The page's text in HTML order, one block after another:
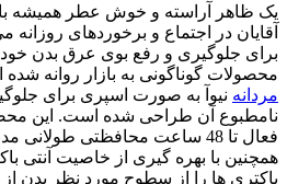
یک ظاهر آراسته و خوش عطر همیشه
آقایان در اجتماع و برخوردهای روزانه
برای جلوگیری و رفع بوی عرق بدن خود
محصولات گوناگونی به بازار روانه
مردانه نیوآ به صورت اسپری برای
نامطبوع آن طراحی شده است. این
فعال تا 48 ساعت محافظتی
همچنین با بهره گیری از خاصیت آنتی
باکتری ها را از سطوح مورد نظر بدن از